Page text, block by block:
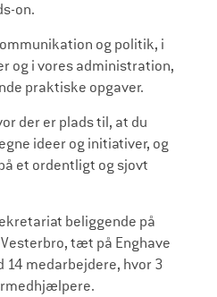
on.
og politik, i
og i vores administration,
praktiske opgaver.
der er plads til, at du
ideer og initiativer, og
et ordentligt og sjovt
beliggende på
tæt på Enghave
14 medarbejdere, hvor 3